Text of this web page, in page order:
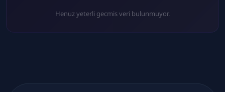
Henuz yeterli gecmis veri bulunmuyor.